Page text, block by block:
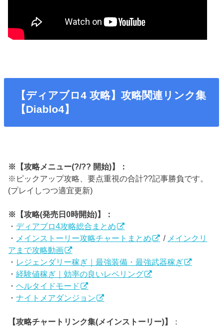
【ディアブロ4 攻略】攻略関連リンク集
【Diablo4】
※【攻略メニュー(?/?? 開始)】：
※ピックアップ攻略、要点重視の合計??記事勝負です。
(プレイしつつ適宜更新)
※【攻略(発売日0時開始)】：
・ ディアブロ4攻略総合まとめ
・ メインストーリー攻略チャートまとめ / メインクリ
アまで攻略動画
・ レジェンダリー稼ぎ｜最強装備・最強武器稼ぎ
・経験値稼ぎ｜効率の良いレベリング
・ヘルタイドモード
・ナイトメアダンジョン
【攻略チャートリンク集(メインストーリー)】
：